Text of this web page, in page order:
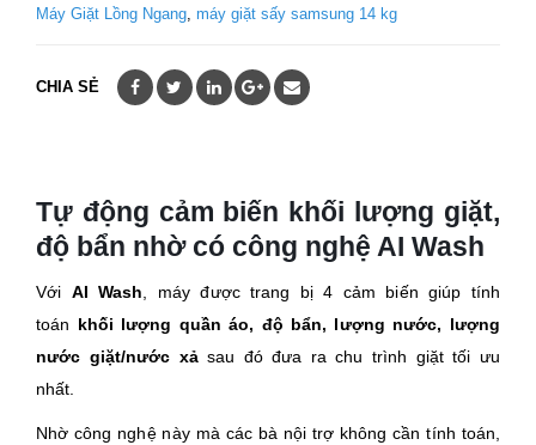
Máy Giặt Lồng Ngang máy giặt sấy samsung 14 kg
CHIA SẺ
Tự động cảm biến khối lượng giặt,
độ bẩn nhờ có công nghệ AI Wash
Với AI Wash, máy được trang bị 4 cảm biến giúp tính
toán khối lượng quần áo, độ bẩn, lượng nước, lượng
nước giặt/nước xảsau đó đưa ra chu trình giặt tối ưu
nhất.
Nhờ công nghệ này mà các bà nội trợ không cần tính toán,